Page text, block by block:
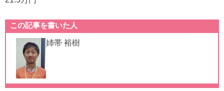
この記事を書いた人
姉帯 裕樹